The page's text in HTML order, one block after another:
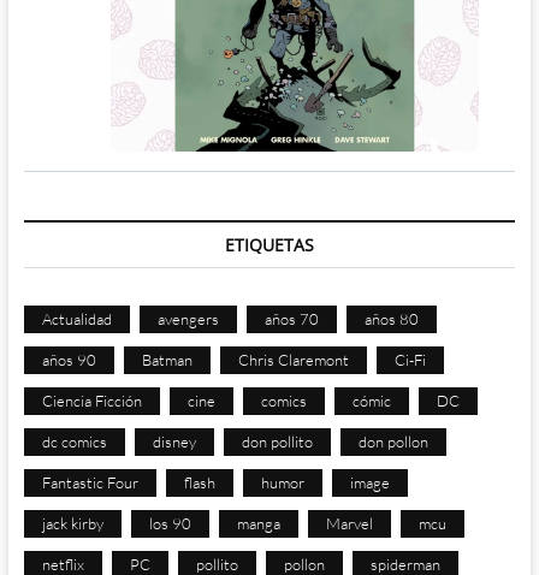
ETIQUETAS
Actualidad avengers años 70 años 80
años 90 Batman Chris Claremont Ci-Fi
Ciencia Ficción cine comics cómic DC
dc comics disney don pollito don pollon
Fantastic Four flash humor image
jack kirby los 90 manga Marvel mcu
netflix PC pollito pollon spiderman